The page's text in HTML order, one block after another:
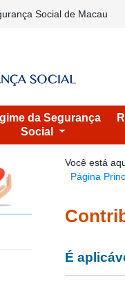
Social de Macau
da Segurança
Social
Você está
Página
É